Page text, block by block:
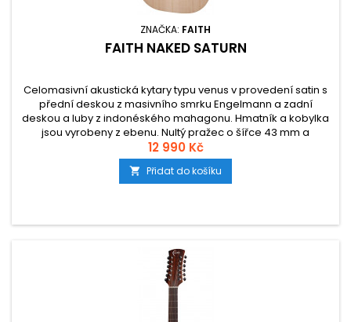
ZNAČKA: FAITH
FAITH NAKED SATURN
Celomasivní akustická kytary typu venus v provedení satin s
přední deskou z masivního smrku Engelmann a zadní
deskou a luby z indonéského mahagonu. Hmatník a kobylka
jsou vyrobeny z ebenu. Nultý pražec o šířce 43 mm a
kobylková vložka jsou z NuBone.
12 990 Kč
 Přidat do košíku